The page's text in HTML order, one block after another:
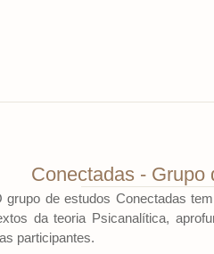
Conectadas - Grupo
grupo de estudos Conectadas
da teoria Psicanalítica,
participantes.